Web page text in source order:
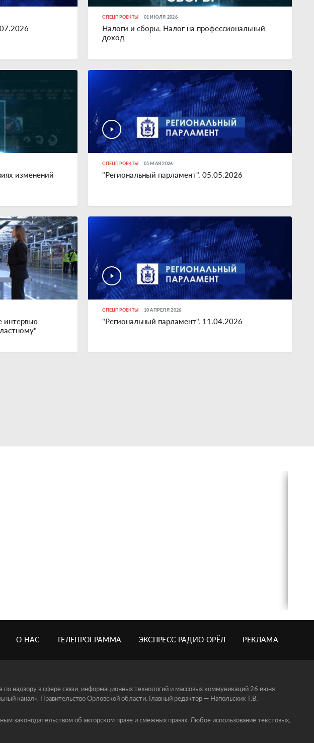
СПЕЦПРОЕКТЫ 01 ИЮЛЯ 2026
Налоги и сборы. Налог на профессиональный
доход
изменений
СПЕЦПРОЕКТЫ 05 МАЯ 2026
"Региональный парламент". 05.05.2026
интервью
СПЕЦПРОЕКТЫ 10 АПРЕЛЯ 2026
"Региональный парламент". 11.04.2026
О НАС ТЕЛЕПРОГРАММА ЭКСПРЕСС РАДИО ОРЁЛ РЕКЛАМА
надзору в сфере связи, информационных технологий и массовых коммуникаций 26 июня
канал», Правительство Орловской области. Главный редактор — Напольских Т.В.
законодательством об авторском праве и смежных правах. Любое использование текстовых,